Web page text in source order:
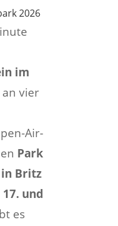
2026
im
vier
Air-
Park
Britz
17. und
es